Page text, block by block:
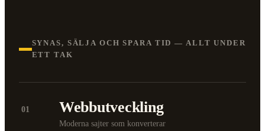
SYNAS, SÄLJA OCH SPARA TID — ALLT UNDER
ETT TAK
01 Webbutveckling
Moderna sajter som konverterar